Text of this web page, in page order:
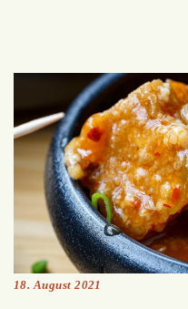
18. August 2021